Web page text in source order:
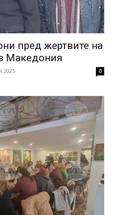
пред жертвите на
Македония
2025 0